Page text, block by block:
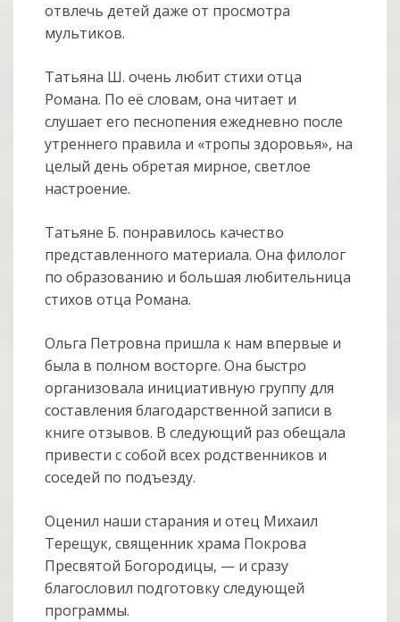
отвлечь детей даже от просмотра
мультиков.
Татьяна Ш. очень любит стихи отца
Романа. По её словам, она читает и
слушает его песнопения ежедневно после
утреннего правила и «тропы здоровья», на
целый день обретая мирное, светлое
настроение.
Татьяне Б. понравилось качество
представленного материала. Она филолог
по образованию и большая любительница
стихов отца Романа.
Ольга Петровна пришла к нам впервые и
была в полном восторге. Она быстро
организовала инициативную группу для
составления благодарственной записи в
книге отзывов. В следующий раз обещала
привести с собой всех родственников и
соседей по подъезду.
Оценил наши старания и отец Михаил
Терещук, священник храма Покрова
Пресвятой Богородицы, — и сразу
благословил подготовку следующей
программы.